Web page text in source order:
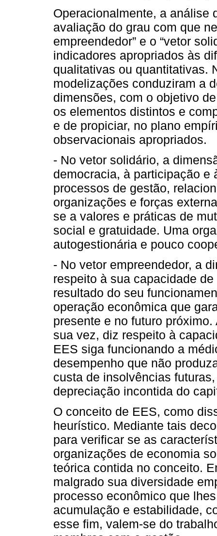
Operacionalmente, a análise
avaliação do grau com que
empreendedor” e o “vetor
indicadores apropriados às
qualitativas ou quantitativas.
modelizações conduziram a
dimensões, com o objetivo
os elementos distintos e
e de propiciar, no plano
observacionais apropriados.
- No vetor solidário, a
democracia, à participação e
processos de gestão,
organizações e forças
se a valores e práticas de
social e gratuidade. Uma
autogestionária e pouco
- No vetor empreendedor, a
respeito à sua capacidade
resultado do seu
operação econômica que
presente e no futuro
sua vez, diz respeito à
EES siga funcionando a
desempenho que não
custa de insolvências
depreciação incontida do
O conceito de EES, como
heurístico. Mediante tais
para verificar se as
organizações de economia
teórica contida no conceito.
malgrado sua diversidade
processo econômico que
acumulação e estabilidade,
esse fim, valem-se do